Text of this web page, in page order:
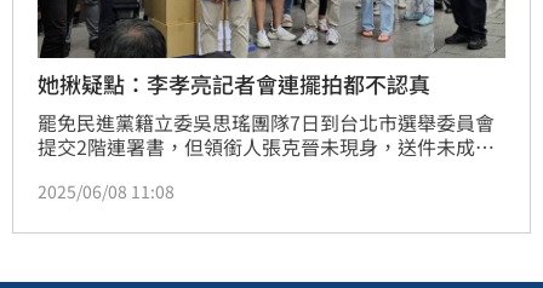
她揪疑點：李孝亮記者會連擺拍都不認真
罷免民進黨籍立委吳思瑤團隊7日到台北市選舉委員會
提交2階連署書，但領銜人張克晉未現身，送件未成；
不成案。積極協助大罷免的科技專家許華說，看到李孝
抄名單的魯蛇，連擺拍、準備道具都不認真。
2025/06/08 11:08